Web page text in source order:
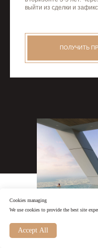
выйти из сделки и
ПОЛУЧИТЬ
Cookies managing
We use cookies to provide the best site
Accept All